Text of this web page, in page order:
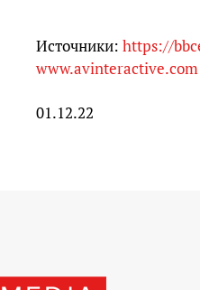
Источники: https://
www.avinteractive.com
01.12.22